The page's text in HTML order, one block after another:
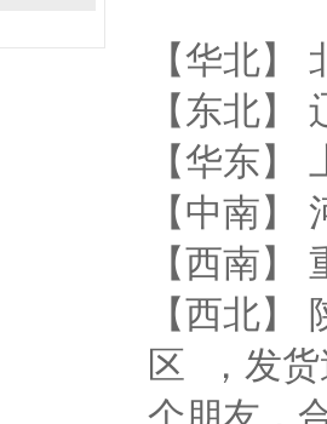
【华北】
【东北】
【华东
【中南
【西南】
【西北
区 ，发货